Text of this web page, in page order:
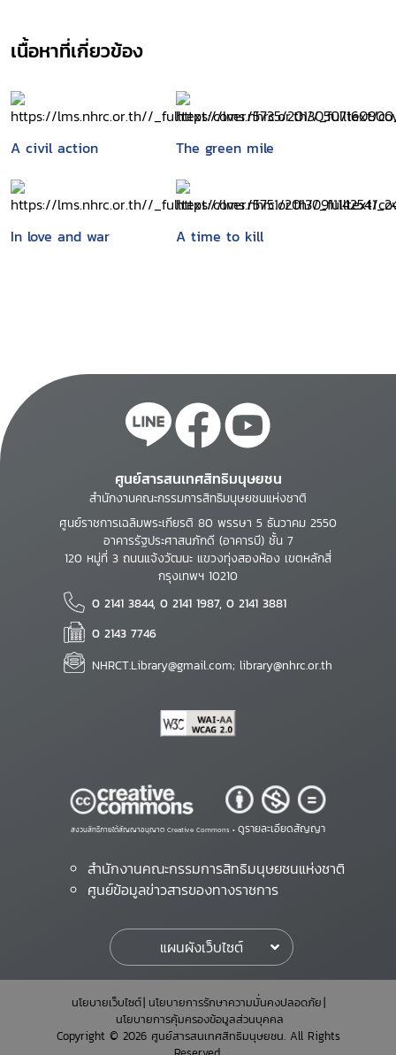
เนื้อหาที่เกี่ยวข้อง
A civil action The green mile
In love and war A time to kill
ศูนย์สารสนเทศสิทธิมนุษยชน
สำนักงานคณะกรรมการสิทธิมนุษยชนแห่งชาติ
ศูนย์ราชการเฉลิมพระเกียรติ 80 พรรษา 5 ธันวาคม 2550
อาคารรัฐประศาสนภักดี (อาคารบี) ชั้น 7
120 หมู่ที่ 3 ถนนแจ้งวัฒนะ แขวงทุ่งสองห้อง เขตหลักสี่
กรุงเทพฯ 10210
0 2141 3844, 0 2141 1987, 0 2141 3881
0 2143 7746
NHRCT.Library@gmail.com; library@nhrc.or.th
สงวนสิทธิ์ภายใต้สัญญาอนุญาต Creative Commons • ดูรายละเอียดสัญญา
สำนักงานคณะกรรมการสิทธิมนุษยชนแห่งชาติ
ศูนย์ข้อมูลข่าวสารของทางราชการ
แผนผังเว็บไซต์
นโยบายเว็บไซต์ นโยบายการรักษาความมั่นคงปลอดภัย
นโยบายการคุ้มครองข้อมูลส่วนบุคคล
Copyright © 2026 ศูนย์สารสนเทศสิทธิมนุษยชน. All Rights